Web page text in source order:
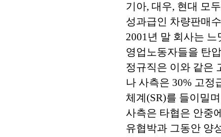
기아, 대우, 현대 모
성과급인 차량판매
2001년 말 회사는
영업노동자들을 탄
정규직은 이와 같은
나 사측은 30% 고정
체계(SR)를 들이밀
사측은 타협은 안중
유협박과 그동안 양